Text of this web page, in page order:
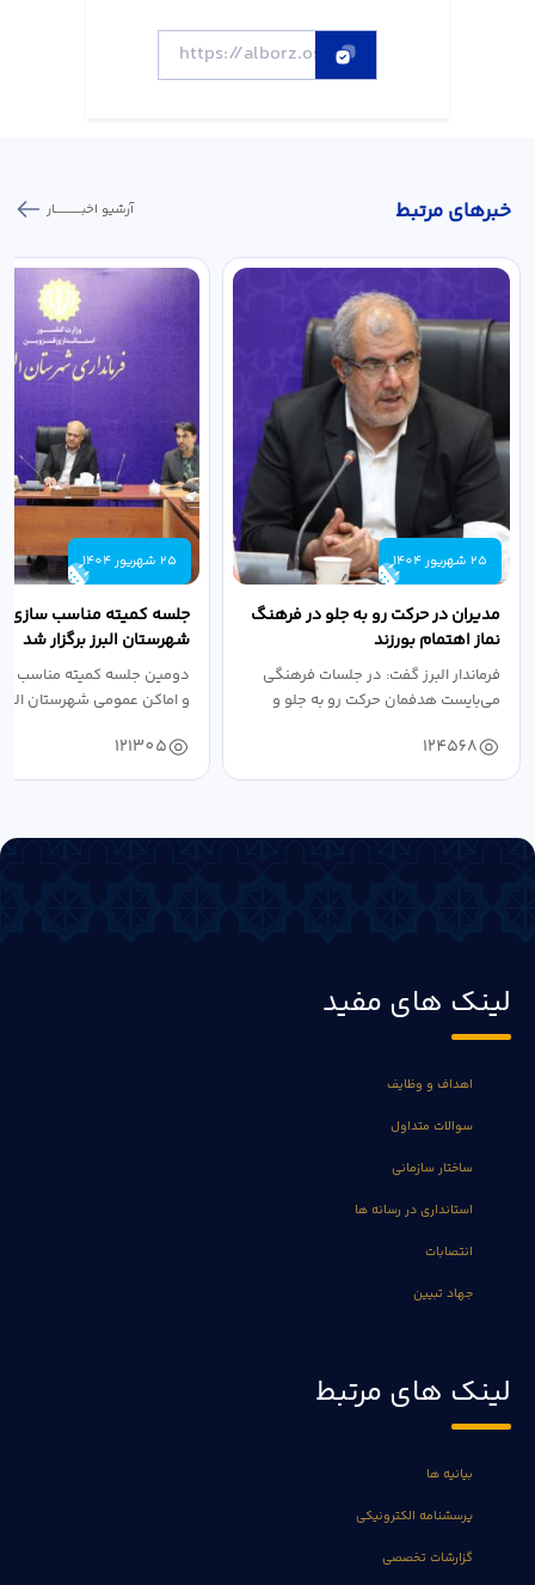
خبر‌های مرتبط آرشیو اخبـــــــــــار
25 شهریور 1404
مدیران در حرکت رو به جلو در فرهنگ
نماز اهتمام بورزند
فرماندار البرز گفت: در جلسات فرهنگی
می‌بایست هدفمان حرکت رو به جلو و
124568
25 شهریور 1404
جلسه کمیته مناسب سازی
شهرستان البرز برگزار شد
دومین جلسه کمیته مناسب
و اماکن عمومی شهرستان
121305
لینک های مفید
اهداف و وظایف
سوالات متداول
ساختار سازمانی
استانداری در رسانه ها
انتصابات
جهاد تبیین
لینک های مرتبط
بیانیه ها
پرسشنامه الکترونیکی
گزارشات تخصصی